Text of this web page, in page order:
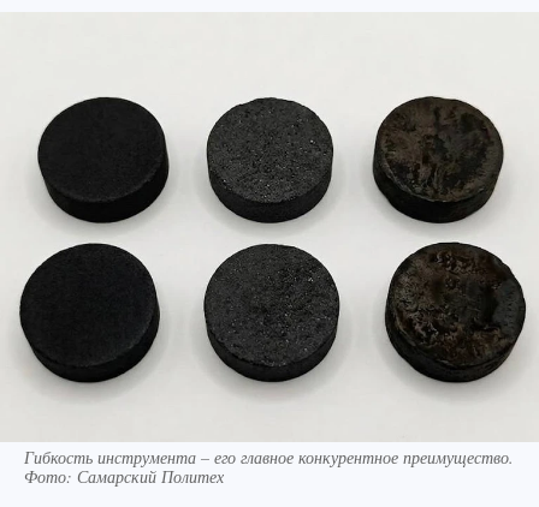
Гибкость инструмента – его главное конкурентное преимущество.
Фото: Самарский Политех